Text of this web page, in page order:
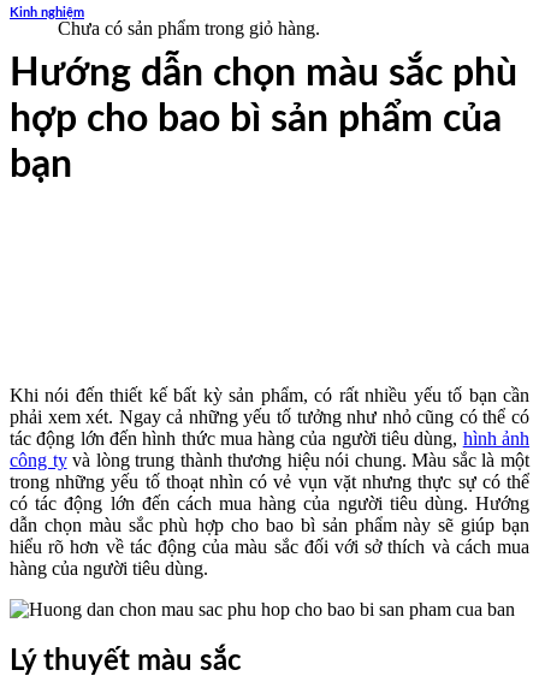
Chưa có sản phẩm trong giỏ hàng.
Kinh nghiệm
Hướng dẫn chọn màu sắc phù
hợp cho bao bì sản phẩm của
bạn
Khi nói đến thiết kế bất kỳ sản phẩm, có rất nhiều yếu tố bạn cần
phải xem xét. Ngay cả những yếu tố tưởng như nhỏ cũng có thể có
tác động lớn đến hình thức mua hàng của người tiêu dùng, hình ảnh
công tyvà lòng trung thành thương hiệu nói chung. Màu sắc là một
trong những yếu tố thoạt nhìn có vẻ vụn vặt nhưng thực sự có thể
có tác động lớn đến cách mua hàng của người tiêu dùng. Hướng
dẫn chọn màu sắc phù hợp cho bao bì sản phẩm này sẽ giúp bạn
hiểu rõ hơn về tác động của màu sắc đối với sở thích và cách mua
hàng của người tiêu dùng.
Lý thuyết màu sắc